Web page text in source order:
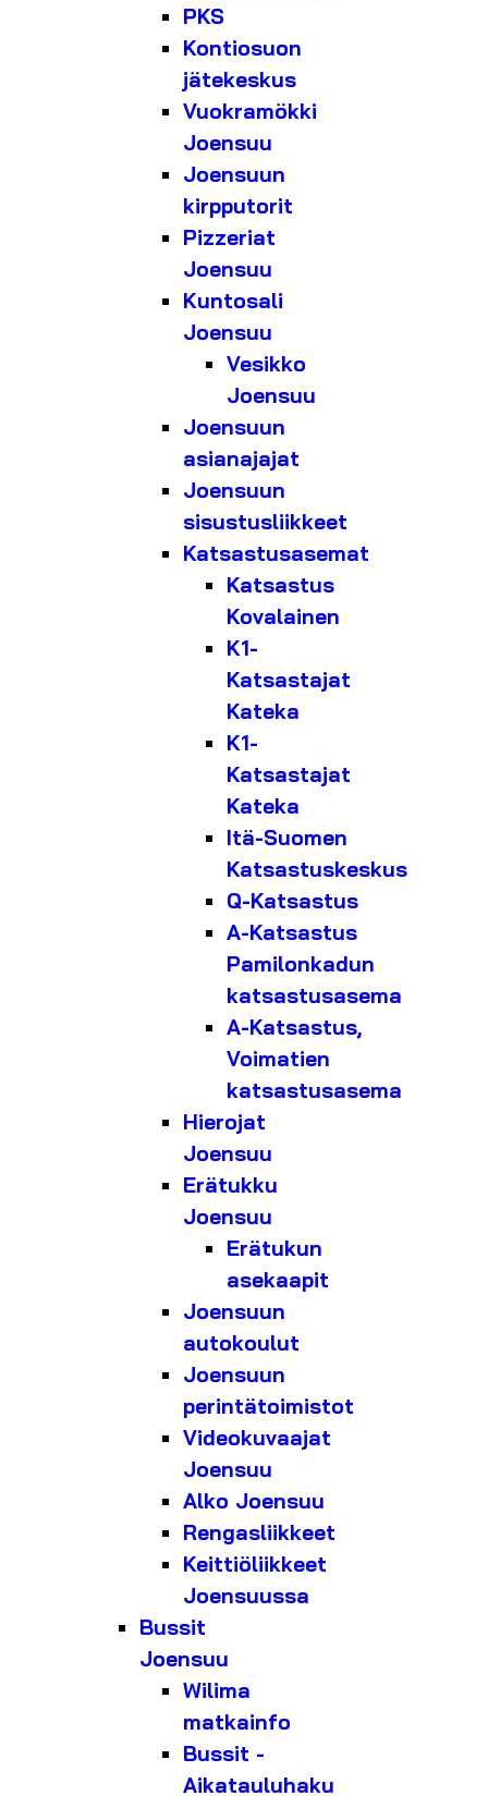
PKS
Kontiosuon
jätekeskus
Vuokramökki
Joensuu
Joensuun
kirpputorit
Pizzeriat
Joensuu
Kuntosali
Joensuu
Vesikko
Joensuu
Joensuun
asianajajat
Joensuun
sisustusliikkeet
Katsastusasemat
Katsastus
Kovalainen
K1-
Katsastajat
Kateka
K1-
Katsastajat
Kateka
Itä-Suomen
Katsastuskeskus
Q-Katsastus
A-Katsastus
Pamilonkadun
katsastusasema
A-Katsastus,
Voimatien
katsastusasema
Hierojat
Joensuu
Erätukku
Joensuu
Erätukun
asekaapit
Joensuun
autokoulut
Joensuun
perintätoimistot
Videokuvaajat
Joensuu
Alko Joensuu
Rengasliikkeet
Keittiöliikkeet
Joensuussa
Bussit
Joensuu
Wilima
matkainfo
Bussit -
Aikatauluhaku